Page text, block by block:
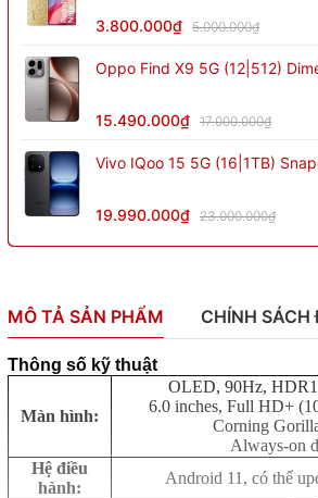
3.800.000₫ 5.000.000₫
Oppo Find X9 5G (12|512)
15.490.000₫ 17.000.000₫
Vivo IQoo 15 5G (16|1TB)
19.990.000₫ 23.000.000₫
MÔ TẢ SẢN PHẨM CHÍNH SÁCH
Thông số kỹ thuật
Màn hình:
OLED, 90Hz,
6.0 inches, Full HD+
Corning
Always-on
Hệ điều
hành:
Android 11, có thể